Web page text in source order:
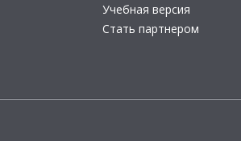
Учебная версия
Стать партнером